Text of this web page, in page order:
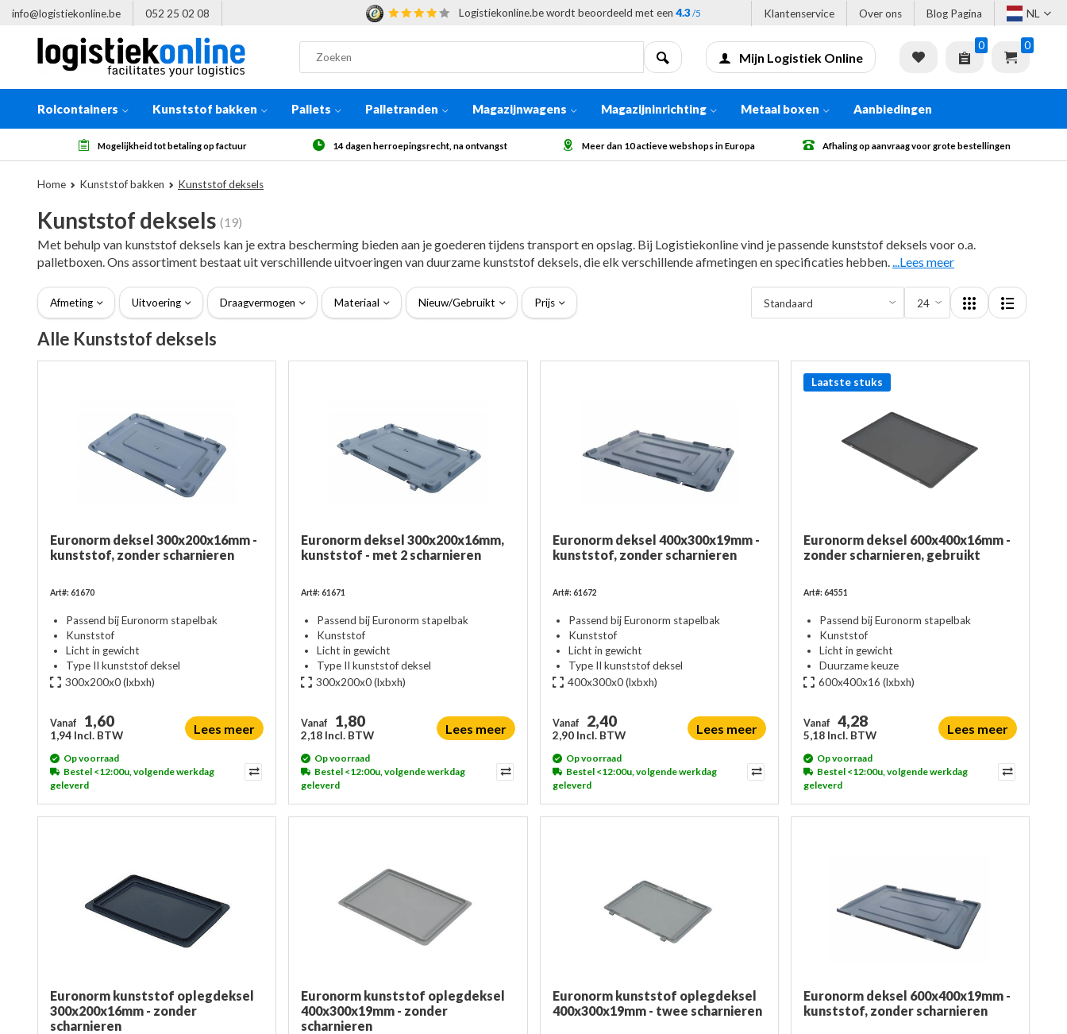
info@logistiekonline.be 052 25 02 08 Logistiekonline.be wordt beoordeeld met een 4.3/5 Klantenservice Over ons Blog Pagina NL
Mijn Logistiek Online
0 0
Rolcontainers Kunststof bakken Pallets Palletranden Magazijnwagens Magazijninrichting Metaal boxen Aanbiedingen
14 dagen herroepingsrecht, na ontvangst Meer dan 10 actieve webshops in Europa Afhaling op aanvraag voor grote bestellingen Gratis verzending vanaf € 500 excl. BTW
Home Kunststof bakken Kunststof deksels
Kunststof deksels (19)
Met behulp van kunststof deksels kan je extra bescherming bieden aan je goederen tijdens transport en opslag. Bij Logistiekonline vind je passende kunststof deksels voor o.a.
palletboxen. Ons assortiment bestaat uit verschillende uitvoeringen van duurzame kunststof deksels, die elk verschillende afmetingen en specificaties hebben....Lees meer
Afmeting Uitvoering Draagvermogen Materiaal Nieuw/Gebruikt Prijs
Alle Kunststof deksels
Euronorm deksel 300x200x16mm -
kunststof, zonder scharnieren
Art#: 61670
Passend bij Euronorm stapelbak
Kunststof
Licht in gewicht
Type II kunststof deksel
300x200x0(lxbxh)
Vanaf 1,60
1,94 Incl. BTW Lees meer
Op voorraad
Bestel <12:00u, volgende werkdag
geleverd
Euronorm deksel 300x200x16mm,
kunststof - met 2 scharnieren
Art#: 61671
Passend bij Euronorm stapelbak
Kunststof
Licht in gewicht
Type II kunststof deksel
300x200x0(lxbxh)
Vanaf 1,80
2,18 Incl. BTW Lees meer
Op voorraad
Bestel <12:00u, volgende werkdag
geleverd
Euronorm deksel 400x300x19mm -
kunststof, zonder scharnieren
Art#: 61672
Passend bij Euronorm stapelbak
Kunststof
Licht in gewicht
Type II kunststof deksel
400x300x0(lxbxh)
Vanaf 2,40
2,90 Incl. BTW Lees meer
Op voorraad
Bestel <12:00u, volgende werkdag
geleverd
Laatste stuks
Euronorm deksel 600x400x16mm -
zonder scharnieren, gebruikt
Art#: 64551
Passend bij Euronorm stapelbak
Kunststof
Licht in gewicht
Duurzame keuze
600x400x16 (lxbxh)
Vanaf 4,28
5,18 Incl. BTW Lees meer
Op voorraad
Bestel <12:00u, volgende werkdag
geleverd
Euronorm kunststof oplegdeksel
300x200x16mm - zonder
scharnieren
Euronorm kunststof oplegdeksel
400x300x19mm - zonder
scharnieren
Euronorm kunststof oplegdeksel
400x300x19mm - twee scharnieren
Euronorm deksel 600x400x19mm -
kunststof, zonder scharnieren